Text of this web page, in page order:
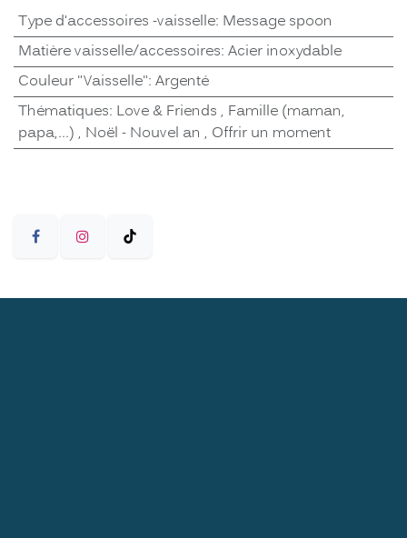
Type d'accessoires -vaisselle: Message spoon
Matière vaisselle/accessoires: Acier inoxydable
Couleur "Vaisselle": Argenté
Thématiques: Love & Friends , Famille (maman,
papa,...) , Noël - Nouvel an , Offrir un moment